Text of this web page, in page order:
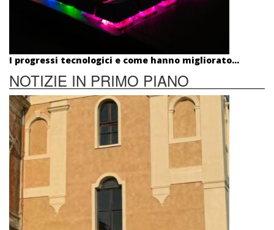
I progressi tecnologici e come hanno migliorato...
NOTIZIE IN PRIMO PIANO